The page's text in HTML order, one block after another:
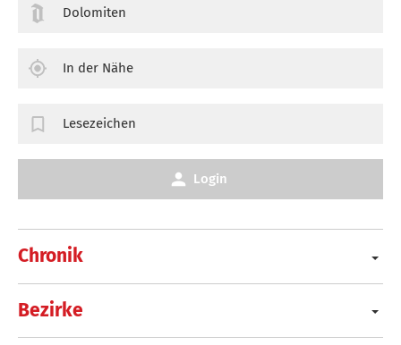
Chronik
Bezirke
Dolomiten
In der Nähe
Lesezeichen
Login